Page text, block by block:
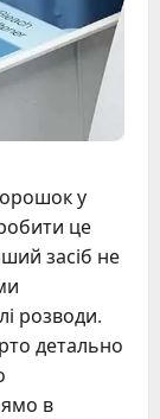
у
це
засіб не
розводи.
детально
в